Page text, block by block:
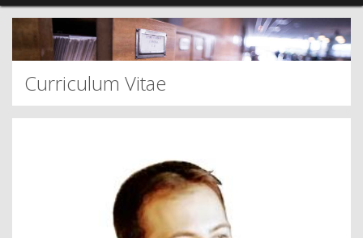
Curriculum Vitae